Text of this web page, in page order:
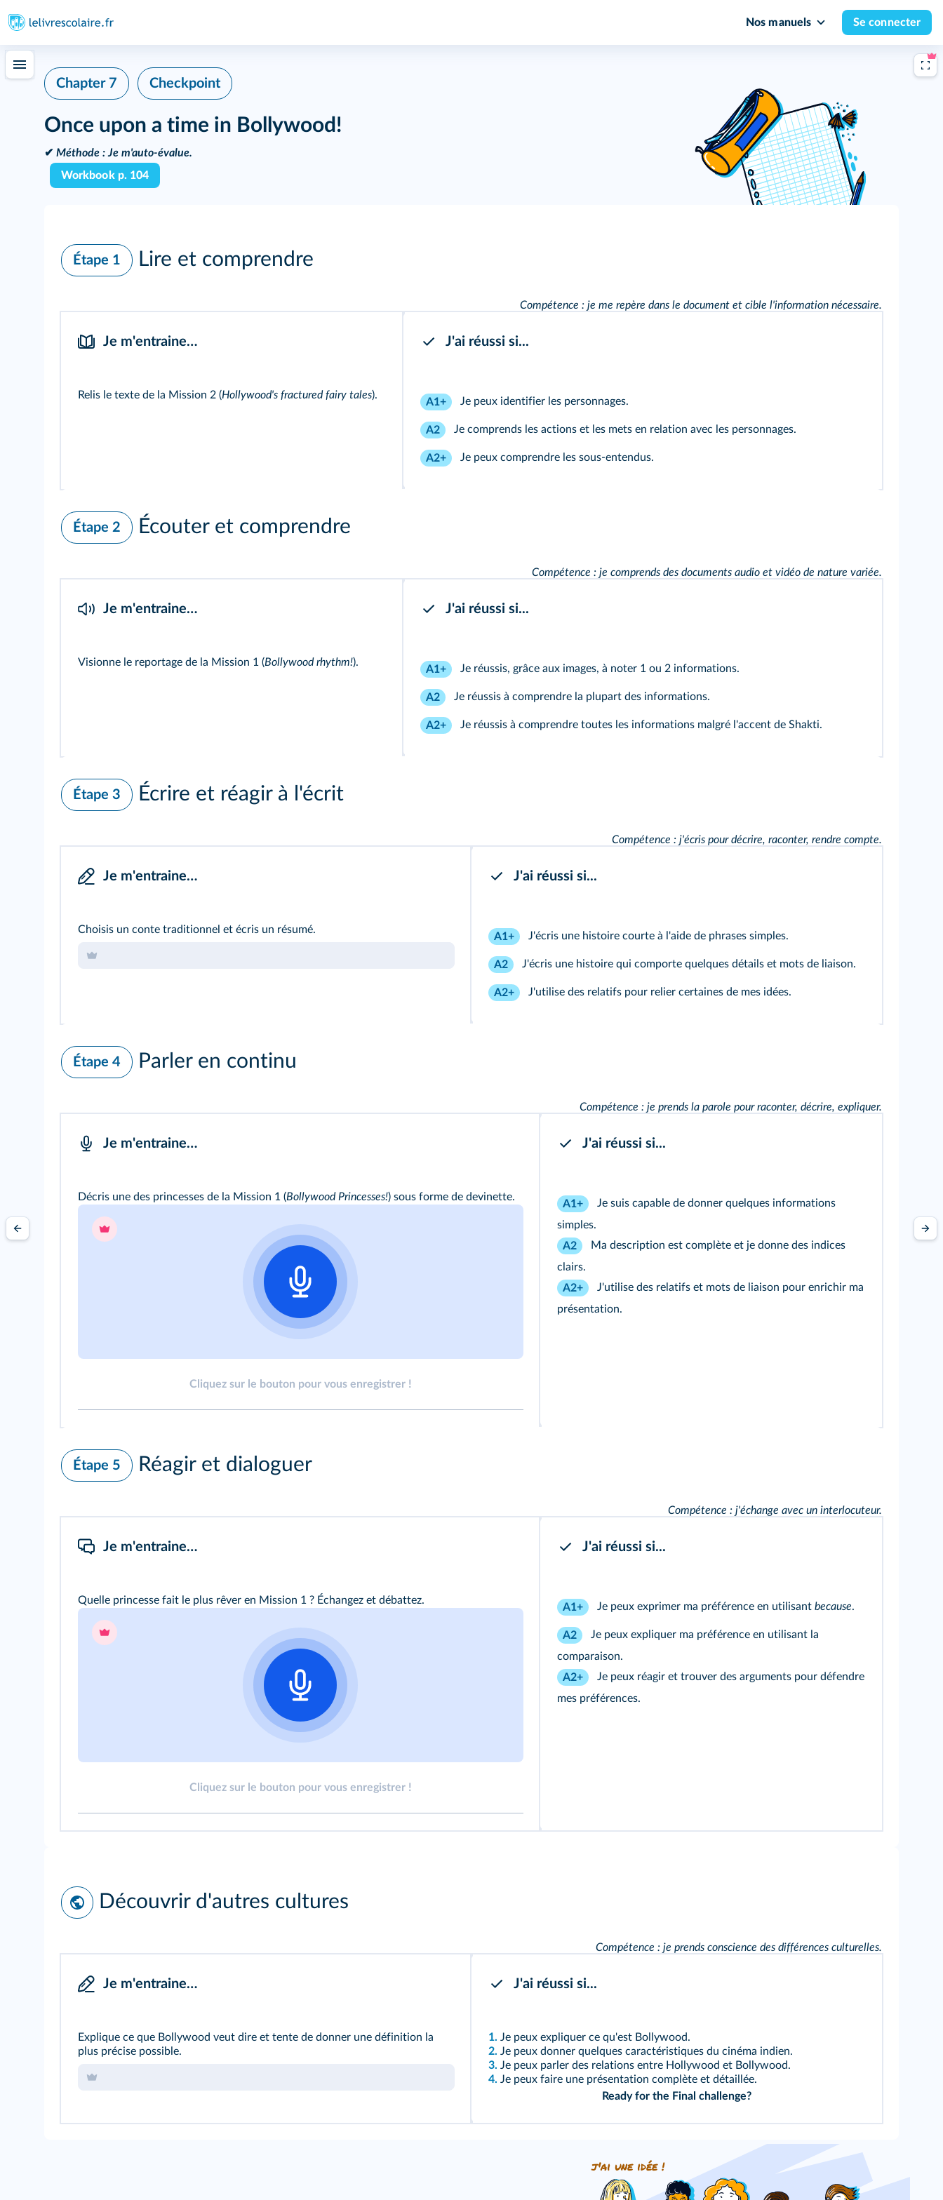
Nos manuels Se connecter
Chapter 7 Checkpoint
Once upon a time in Bollywood!
✔ Méthode : Je m'auto-évalue.
Workbook p. 104
Étape 1 Lire et comprendre
Compétence : je me repère dans le document et cible l'information nécessaire.
Je m'entraine…
Relis le texte de la Mission 2 (Hollywood's fractured fairy tales).
J'ai réussi si...
A1+ Je peux identifier les personnages.
A2 Je comprends les actions et les mets en relation avec les personnages.
A2+ Je peux comprendre les sous‑entendus.
Étape 2 Écouter et comprendre
Compétence : je comprends des documents audio et vidéo de nature variée.
Je m'entraine…
Visionne le reportage de la Mission 1 (Bollywood rhythm!).
J'ai réussi si...
A1+ Je réussis, grâce aux images, à noter 1 ou 2 informations.
A2 Je réussis à comprendre la plupart des informations.
A2+ Je réussis à comprendre toutes les informations malgré l'accent de Shakti.
Étape 3 Écrire et réagir à l'écrit
Compétence : j'écris pour décrire, raconter, rendre compte.
Je m'entraine…
Choisis un conte traditionnel et écris un résumé.
J'ai réussi si...
A1+ J'écris une histoire courte à l'aide de phrases simples.
A2 J'écris une histoire qui comporte quelques détails et mots de liaison.
A2+ J'utilise des relatifs pour relier certaines de mes idées.
Étape 4 Parler en continu
Compétence : je prends la parole pour raconter, décrire, expliquer.
Je m'entraine…
Décris une des princesses de la Mission 1 (Bollywood Princesses!) sous forme de devinette.
Cliquez sur le bouton pour vous enregistrer !
J'ai réussi si...
A1+
Je suis capable de donner quelques informations
simples.
A2
Ma description est complète et je donne des indices
clairs.
A2+
J'utilise des relatifs et mots de liaison pour enrichir ma
présentation.
Étape 5 Réagir et dialoguer
Compétence : j'échange avec un interlocuteur.
Je m'entraine…
Quelle princesse fait le plus rêver en Mission 1 ? Échangez et débattez.
Cliquez sur le bouton pour vous enregistrer !
J'ai réussi si...
A1+ Je peux exprimer ma préférence en utilisant because.
A2
Je peux expliquer ma préférence en utilisant la
comparaison.
A2+
Je peux réagir et trouver des arguments pour défendre
mes préférences.
Découvrir d'autres cultures
Compétence : je prends conscience des différences culturelles.
Je m'entraine…
Explique ce que Bollywood veut dire et tente de donner une définition la
plus précise possible.
J'ai réussi si...
1. Je peux expliquer ce qu'est Bollywood.
2. Je peux donner quelques caractéristiques du cinéma indien.
3. Je peux parler des relations entre Hollywood et Bollywood.
4. Je peux faire une présentation complète et détaillée.
Ready for the Final challenge?
j'ai une idée !